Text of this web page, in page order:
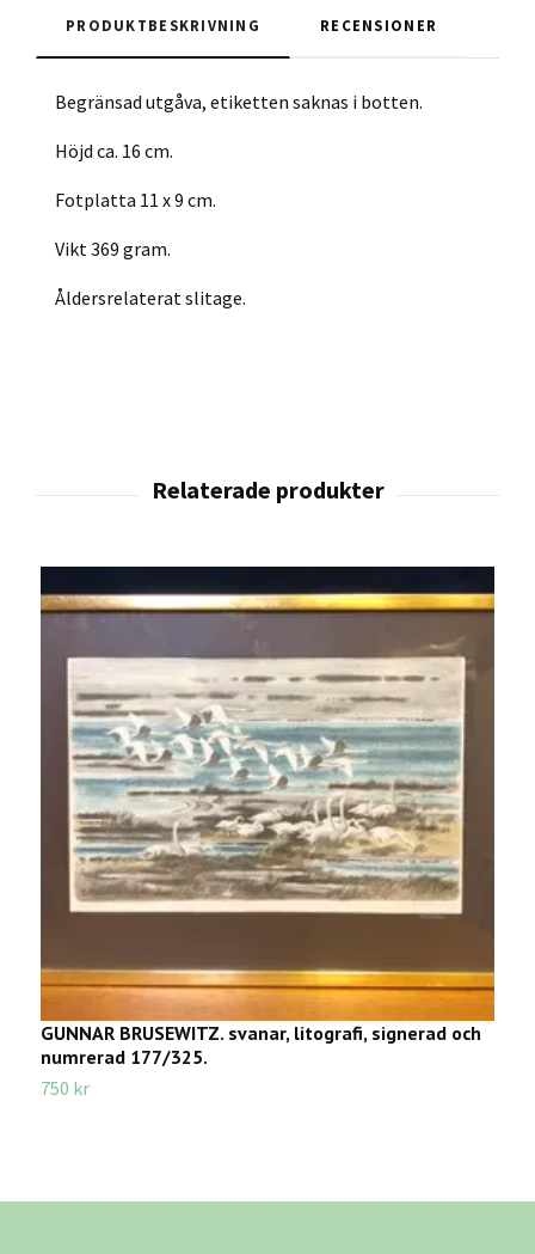
PRODUKTBESKRIVNING RECENSIONER
Begränsad utgåva, etiketten saknas i botten.
Höjd ca. 16 cm.
Fotplatta 11 x 9 cm.
Vikt 369 gram.
Åldersrelaterat slitage.
GUNNAR BRUSEWITZ. svanar, litografi, signerad och
numrerad 177/325.
750 kr